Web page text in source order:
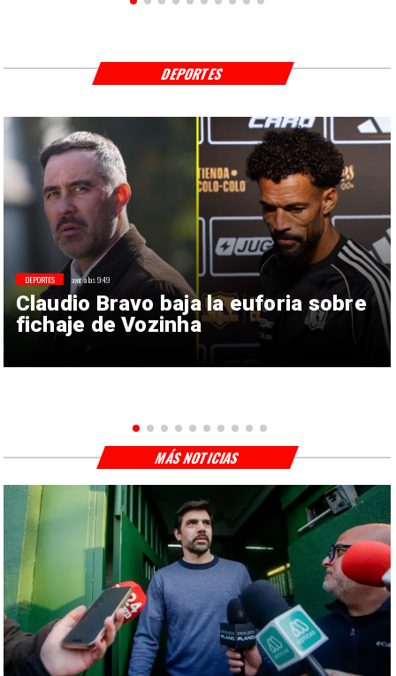
Claudio Bravo baja la euforia sobre
fichaje de Vozinha
DEPORTES ayer a las 9:49
DEPORTES
MÁS NOTICIAS